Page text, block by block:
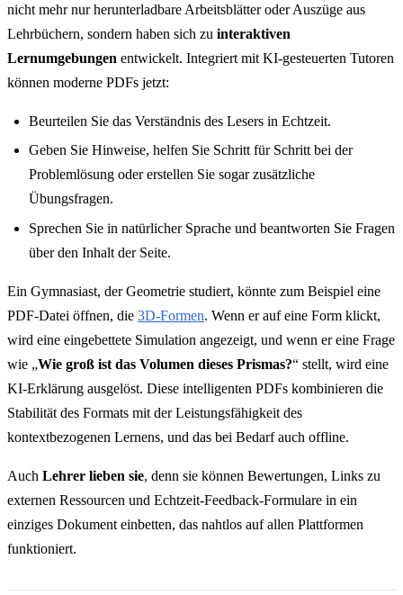
nicht mehr nur herunterladbare Arbeitsblätter oder Auszüge aus
Lehrbüchern, sondern haben sich zu interaktiven
Lernumgebungen entwickelt. Integriert mit KI-gesteuerten Tutoren
können moderne PDFs jetzt:
Beurteilen Sie das Verständnis des Lesers in Echtzeit.
Geben Sie Hinweise, helfen Sie Schritt für Schritt bei der
Problemlösung oder erstellen Sie sogar zusätzliche
Übungsfragen.
Sprechen Sie in natürlicher Sprache und beantworten Sie Fragen
über den Inhalt der Seite.
Ein Gymnasiast, der Geometrie studiert, könnte zum Beispiel eine
PDF-Datei öffnen, die 3D-Formen. Wenn er auf eine Form klickt,
wird eine eingebettete Simulation angezeigt, und wenn er eine Frage
wie „Wie groß ist das Volumen dieses Prismas?“ stellt, wird eine
KI-Erklärung ausgelöst. Diese intelligenten PDFs kombinieren die
Stabilität des Formats mit der Leistungsfähigkeit des
kontextbezogenen Lernens, und das bei Bedarf auch offline.
Auch Lehrer lieben sie, denn sie können Bewertungen, Links zu
externen Ressourcen und Echtzeit-Feedback-Formulare in ein
einziges Dokument einbetten, das nahtlos auf allen Plattformen
funktioniert.